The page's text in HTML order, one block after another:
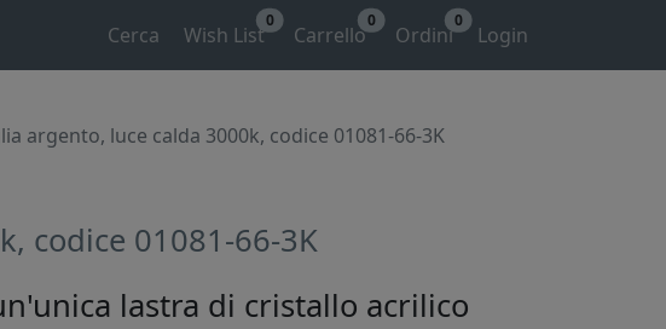
Cerca Wish List
0
Carrello
0
Ordini
0
Login
argento, luce calda 3000k, codice 01081-66-3K
codice 01081-66-3K
lastra di cristallo acrilico